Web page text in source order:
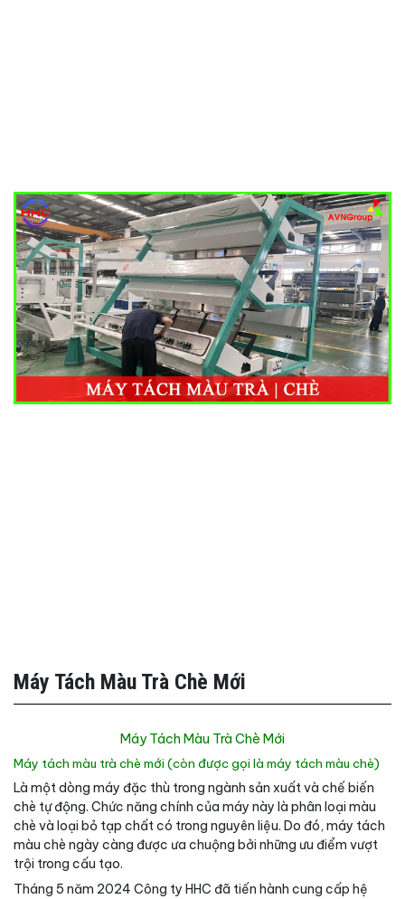
Máy Tách Màu Trà Chè Mới
Máy Tách Màu Trà Chè Mới
Máy tách màu trà chè mới (còn được gọi là máy tách màu chè)
Là một dòng máy đặc thù trong ngành sản xuất và chế biến
chè tự động. Chức năng chính của máy này là phân loại màu
chè và loại bỏ tạp chất có trong nguyên liệu. Do đó, máy tách
màu chè ngày càng được ưa chuộng bởi những ưu điểm vượt
trội trong cấu tạo.
Tháng 5 năm 2024 Công ty HHC đã tiến hành cung cấp hệ